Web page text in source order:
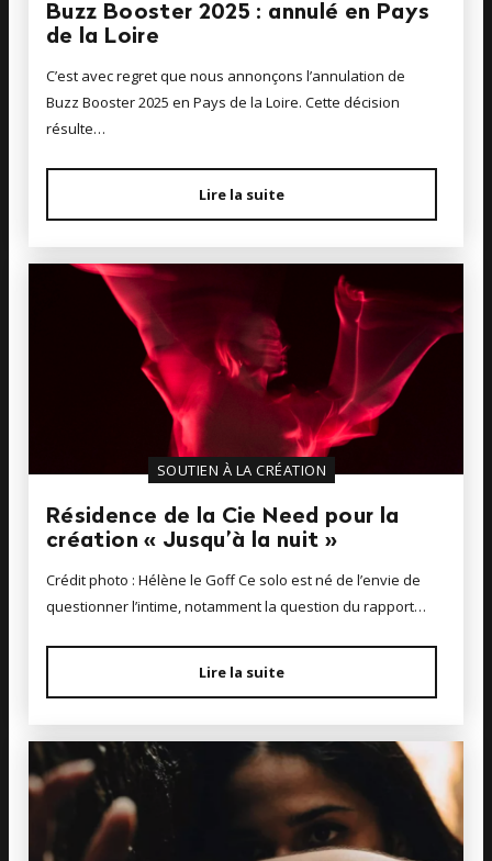
Buzz Booster 2025 : annulé en Pays
de la Loire
C’est avec regret que nous annonçons l’annulation de
Buzz Booster 2025 en Pays de la Loire. Cette décision
résulte…
Lire la suite
SOUTIEN À LA CRÉATION
Résidence de la Cie Need pour la
création « Jusqu’à la nuit »
Crédit photo : Hélène le Goff Ce solo est né de l’envie de
questionner l’intime, notamment la question du rapport…
Lire la suite